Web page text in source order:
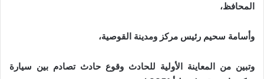
المحافظ،
وأسامة سحيم رئيس مركز ومدينة القوصية،
وتبين من المعاينة الأولية للحادث وقوع حادث تصادم بين سيارة